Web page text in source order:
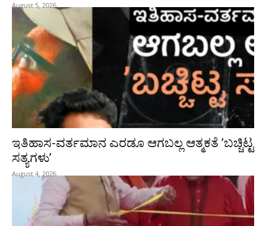
August 5, 2026
ಇತಿಹಾಸ-ವರ್ತಮಾನ ಎರಡೂ ಆಗಬಲ್ಲ ಆತ್ಮಕತೆ ʼಬಚ್ಚಿಟ್ಟ
ಸತ್ಯಗಳುʼ
August 4, 2026